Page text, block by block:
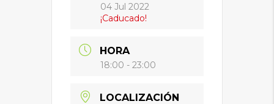
04 Jul 2022
¡Caducado!
HORA
18:00 - 23:00
LOCALIZACIÓN